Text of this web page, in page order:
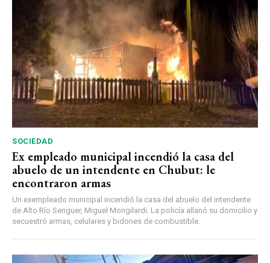
SOCIEDAD
Ex empleado municipal incendió la casa del
abuelo de un intendente en Chubut: le
encontraron armas
Un exempleado municipal incendió la casa del abuelo del intendente
de Alto Río Senguer, Miguel Mongilardi. La policía allanó su domicilio y
secuestró armas, celulares y bidones de combustible.